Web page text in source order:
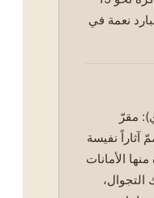
نعمة في
مقرّ
آثاراً نفيسة
الأمانات
التجوال،